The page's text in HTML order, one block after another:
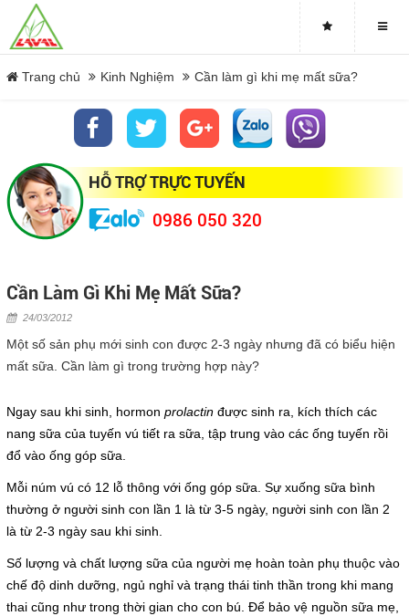
7 cách giúp bạn làm sạch và bảo vệ gan
Sau khi sinh cần làm gì để có đủ sữa mẹ cho con bú?
Khi cho con bú nên ăn uống như thế nào?
Để bé luôn luôn được bú sữa mẹ
Những mẹo siêu giảm béo bụng sau sinh
Giúp mẹ giảm chi phí khi sinh nở
Bà bầu nên và không nên ăn gì?
7 loại thức ăn giảm cholesterol cho cơ thể
Trắc nghiệm thức ăn và sức khỏe
Close
Trang chủ Kinh Nghiệm Cần làm gì khi mẹ mất sữa?
HỖ TRỢ TRỰC TUYẾN
0986 050 320
Cần Làm Gì Khi Mẹ Mất Sữa?
24/03/2012
Một số sản phụ mới sinh con được 2-3 ngày nhưng đã có biểu hiện
mất sữa. Cần làm gì trong trường hợp này?
Ngay sau khi sinh, hormon prolactin được sinh ra, kích thích các
nang sữa của tuyến vú tiết ra sữa, tập trung vào các ống tuyến rồi
đổ vào ống góp sữa.
Mỗi núm vú có 12 lỗ thông với ống góp sữa. Sự xuống sữa bình
thường ở người sinh con lần 1 là từ 3-5 ngày, người sinh con lần 2
là từ 2-3 ngày sau khi sinh.
Số lượng và chất lượng sữa của người mẹ hoàn toàn phụ thuộc vào
chế độ dinh dưỡng, ngủ nghỉ và trạng thái tinh thần trong khi mang
thai cũng như trong thời gian cho con bú. Để bảo vệ nguồn sữa mẹ,